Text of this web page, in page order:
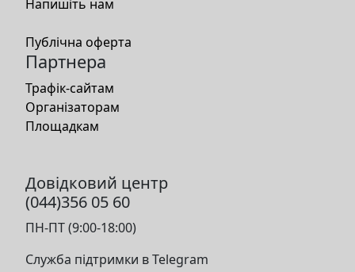
Напишіть нам
Публічна оферта
Партнера
Трафік-сайтам
Організаторам
Площадкам
Довідковий центр
(044)356 05 60
ПН-ПТ (9:00-18:00)
Служба підтримки в Telegram